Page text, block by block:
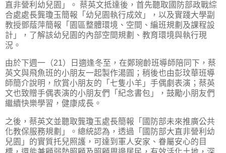
直非營利幼兒園」。 蔡英文抵達後，首先聽取國防部政戰綜
合處處長龔瓊玉簡報「幼兒園執行成效」，以及實踐大學副
教授鄧蔭萍簡報「園區整體環境、空間、編班規劃及課程設
計」，了解該幼兒園的內部空間規劃、教育環境與執行現
況。
由於下週一（21）日適逢冬至，在鄭琬齡班導師陪同下，蔡
英文與飛魚班的小朋友一起製作湯圓；稍後也由彭玟華班導
師簡介說明，欣賞小朋友的「七隻小羊」手偶劇表演；蔡英
文也致贈手偶表演的小朋友們「紀念書包」，鼓勵小朋友們
繼續快樂學習，健康成長。
之後，蔡英文並聽取龔瓊玉處長簡報「國防部未來推廣公共
化教保服務規劃」。總統認為，透過「國防部大直非營利幼
兒園」的實質托兒照護，可達到軍人安家、眷屬安心的目